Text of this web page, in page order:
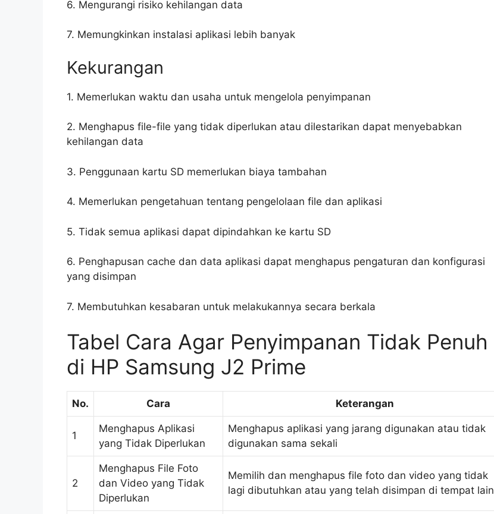
6. Mengurangi risiko kehilangan data
7. Memungkinkan instalasi aplikasi lebih banyak
Kekurangan
1. Memerlukan waktu dan usaha untuk mengelola penyimpanan
2. Menghapus file-file yang tidak diperlukan atau dilestarikan dapat menyebabkan
kehilangan data
3. Penggunaan kartu SD memerlukan biaya tambahan
4. Memerlukan pengetahuan tentang pengelolaan file dan aplikasi
5. Tidak semua aplikasi dapat dipindahkan ke kartu SD
6. Penghapusan cache dan data aplikasi dapat menghapus pengaturan dan konfigurasi
yang disimpan
7. Membutuhkan kesabaran untuk melakukannya secara berkala
Tabel Cara Agar Penyimpanan Tidak Penuh
di HP Samsung J2 Prime
No. Cara Keterangan
1
Menghapus Aplikasi
yang Tidak Diperlukan
Menghapus aplikasi yang jarang digunakan atau tidak
digunakan sama sekali
2
Menghapus File Foto
dan Video yang Tidak
Diperlukan
Memilih dan menghapus file foto dan video yang tidak
lagi dibutuhkan atau yang telah disimpan di tempat lain